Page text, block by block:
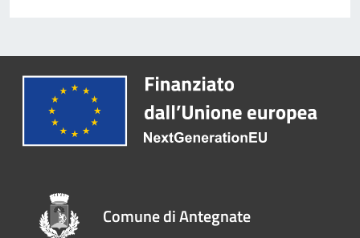
Comune di Antegnate